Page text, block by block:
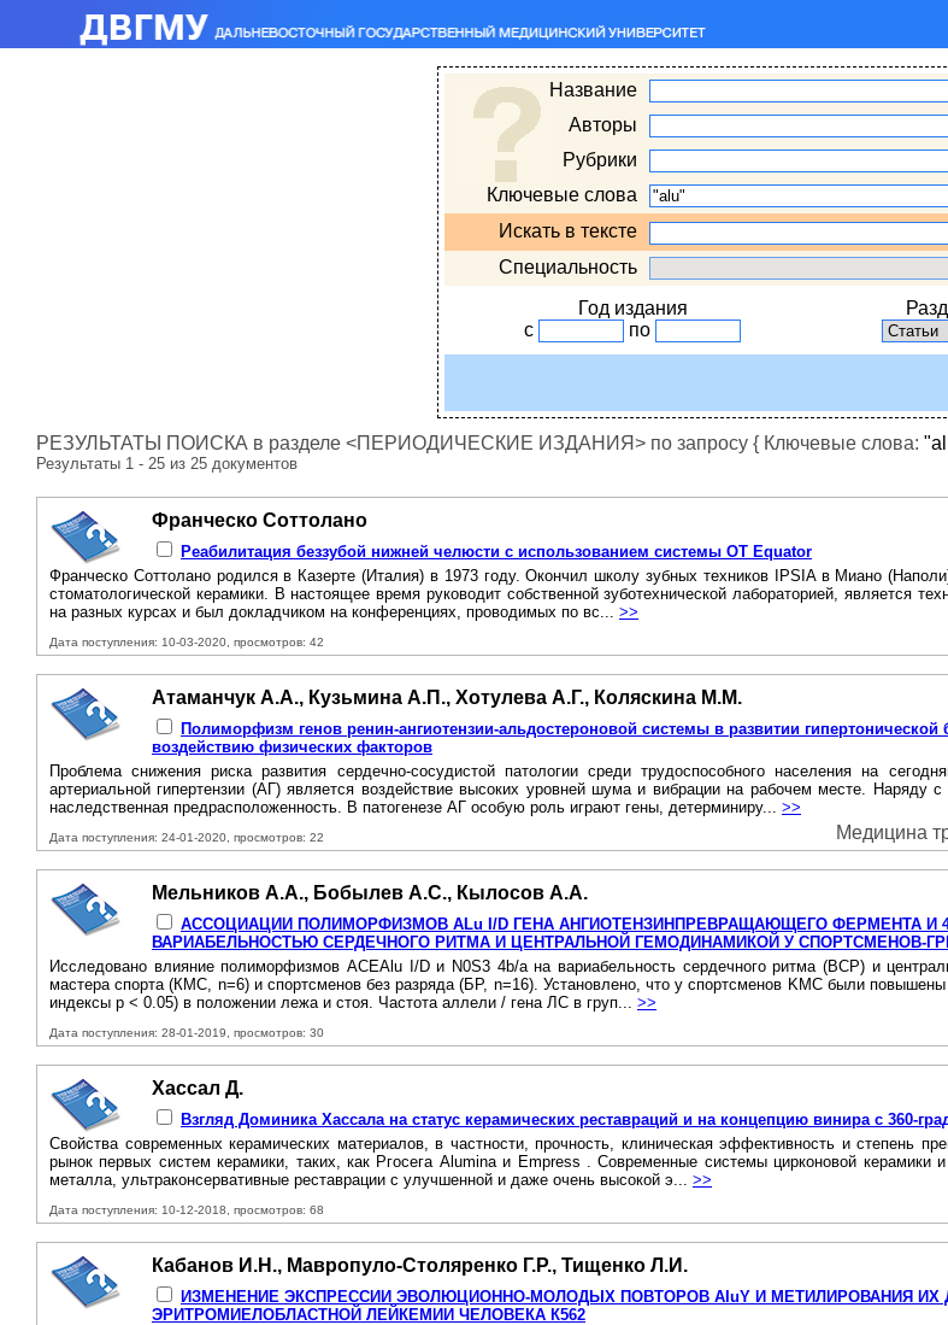
Название
Авторы
Рубрики
Ключевые слова
Искать в тексте
Специальность
Год издания
с
по
РЕЗУЛЬТАТЫ ПОИСКА в разделе <ПЕРИОДИЧЕСКИЕ ИЗДАНИЯ> по запросу { Ключевые слова:
Результаты 1 - 25 из 25 документов
Франческо Соттолано
Реабилитация беззубой нижней челюсти с использованием системы ОТ Equator
Франческо Соттолано родился в Казерте (Италия) в 1973 году. Окончил школу зубных техников IPSIA в Миано
стоматологической керамики. В настоящее время руководит собственной зуботехнической лабораторией, является
на разных курсах и был докладчиком на конференциях, проводимых по вс... >>
Дата поступления: 10-03-2020, просмотров: 42
Атаманчук А.А., Кузьмина А.П., Хотулева А.Г., Коляскина М.М.
Полиморфизм генов ренин-ангиотензии-альдостероновой системы в развитии
воздействию физических факторов
Проблема снижения риска развития сердечно-сосудистой патологии среди трудоспособного населения на
артериальной гипертензии (АГ) является воздействие высоких уровней шума и вибрации на рабочем месте.
наследственная предрасположенность. В патогенезе АГ особую роль играют гены, детерминиру... >>
Дата поступления: 24-01-2020, просмотров: 22 Медицина
Мельников А.А., Бобылев А.С., Кылосов А.А.
АССОЦИАЦИИ ПОЛИМОРФИЗМОВ ALu I/D ГЕНА АНГИОТЕНЗИНПРЕВРАЩАЮЩЕГО ФЕРМЕНТА И
ВАРИАБЕЛЬНОСТЬЮ СЕРДЕЧНОГО РИТМА И ЦЕНТРАЛЬНОЙ ГЕМОДИНАМИКОЙ У СПОРТСМЕНОВ-
Исследовано влияние полиморфизмов ACEAlu I/D и N0S3 4b/а на вариабельность сердечного ритма (ВСР) и
мастера спорта (КMC, n=6) и спортсменов без разряда (БР, n=16). Установлено, что у спортсменов KMC были
индексы р < 0.05) в положении лежа и стоя. Частота аллели / гена ЛС в груп... >>
Дата поступления: 28-01-2019, просмотров: 30
Хассал Д.
Взгляд Доминика Хассала на статус керамических реставраций и на концепцию винира с 360-
Свойства современных керамических материалов, в частности, прочность, клиническая эффективность и степень
рынок первых систем керамики, таких, как Ргосега Alumina и Empress . Современные системы цирконовой керамики
металла, ультраконсервативные реставрации с улучшенной и даже очень высокой э... >>
Дата поступления: 10-12-2018, просмотров: 68
Кабанов И.Н., Мавропуло-Столяренко Г.Р., Тищенко Л.И.
ИЗМЕНЕНИЕ ЭКСПРЕССИИ ЭВОЛЮЦИОННО-МОЛОДЫХ ПОВТОРОВ AIuY И МЕТИЛИРОВАНИЯ ИХ
ЭРИТРОМИЕЛОБЛАСТНОЙ ЛЕЙКЕМИИ ЧЕЛОВЕКА К562